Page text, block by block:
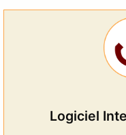
Logiciel